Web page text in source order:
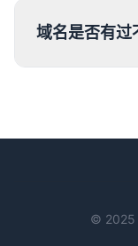
域名是否有过
© 2025